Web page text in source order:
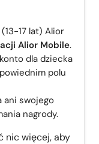
17 lat) Alior
Alior Mobile.
dla dziecka
polu
ani swojego
nagrody.
nic więcej, aby